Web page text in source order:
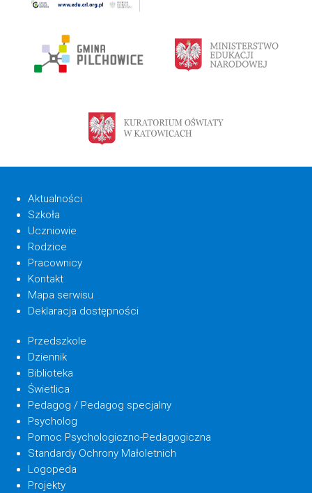
Aktualności
Szkoła
Uczniowie
Rodzice
Pracownicy
Kontakt
Mapa serwisu
Deklaracja dostępności
Przedszkole
Dziennik
Biblioteka
Świetlica
Pedagog / Pedagog specjalny
Psycholog
Pomoc Psychologiczno-Pedagogiczna
Standardy Ochrony Małoletnich
Logopeda
Projekty